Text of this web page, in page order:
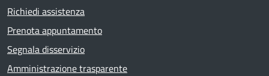
Richiedi assistenza
Prenota appuntamento
Segnala disservizio
Amministrazione trasparente